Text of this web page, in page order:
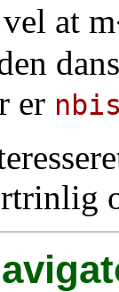
at
er